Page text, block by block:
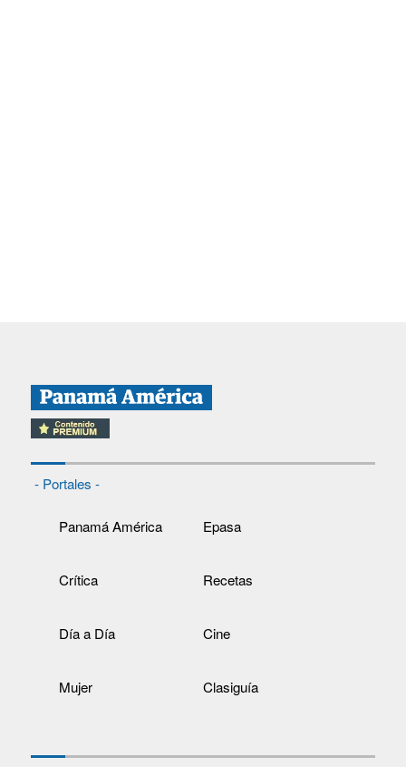
- Portales -
Panamá América Epasa
Crítica Recetas
Día a Día Cine
Mujer Clasiguía